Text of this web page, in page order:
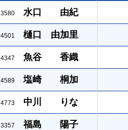
3580 水口 由紀
4501 樋口 由加里
4347 魚谷 香織
4589 塩崎 桐加
4773 中川 りな
3357 福島 陽子